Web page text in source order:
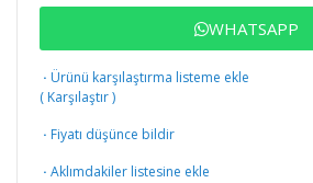
WHATSAPP
· Ürünü karşılaştırma listeme ekle
( Karşılaştır)
· Fiyatı düşünce bildir
· Aklımdakiler listesine ekle